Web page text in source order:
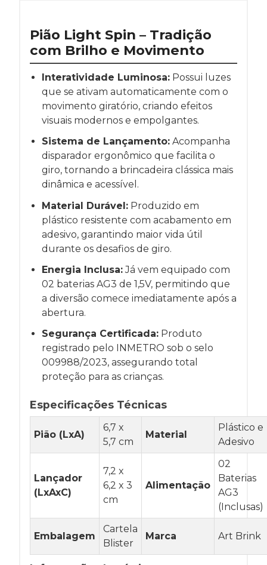
Pião Light Spin – Tradição
com Brilho e Movimento
Interatividade Luminosa: Possui luzes
que se ativam automaticamente com o
movimento giratório, criando efeitos
visuais modernos e empolgantes.
Sistema de Lançamento: Acompanha
disparador ergonômico que facilita o
giro, tornando a brincadeira clássica mais
dinâmica e acessível.
Material Durável: Produzido em
plástico resistente com acabamento em
adesivo, garantindo maior vida útil
durante os desafios de giro.
Energia Inclusa:Já vem equipado com
02 baterias AG3 de 1,5V, permitindo que
a diversão comece imediatamente após a
abertura.
Segurança Certificada: Produto
registrado pelo INMETRO sob o selo
009988/2023, assegurando total
proteção para as crianças.
Especificações Técnicas
Pião (LxA)
6,7 x
5,7 cm
Material
Plástico e
Adesivo
Lançador
(LxAxC)
7,2 x
6,2 x 3
cm
Alimentação
02
Baterias
AG3
(Inclusas)
Embalagem
Cartela
Blister
Marca Art Brink